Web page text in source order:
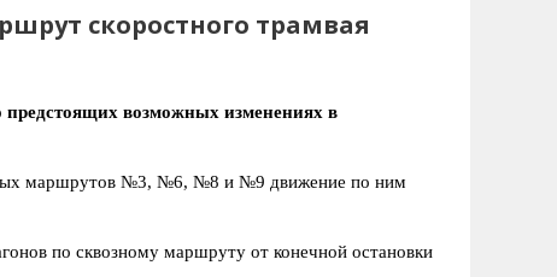
скоростного трамвая
предстоящих возможных изменениях в
маршрутов №3, №6, №8 и №9 движение по ним
по сквозному маршруту от конечной остановки